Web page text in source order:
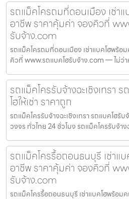
รถแม็คโครถมที่ดอนเมือง เช่า
อาชีพ ราคาคุ้มค่า จองคิวที่
รับจ้าง.com
รถแม็คโครถมที่ดอนเมือง เช่าแบคโฮพร้อ
คิวที่ www.รถแบคโฮรับจ้าง.com — ไม่ว่
รถแม็คโครรับจ้างฉะเชิงเทรา
โฮให้เช่า ราคาถูก
รถแม็คโครรับจ้างฉะเชิงเทรา รถแบคโฮรับ
วงจร ทั่วไทย 24 ชั่วโมง รถแม็คโครรับจ้าง
รถแม็คโครรื้อถอนธนบุรี เช่าแ
อาชีพ ราคาคุ้มค่า จองคิวที่
รับจ้าง.com
รถแม็คโครรื้อถอนธนบุรี เช่าแบคโฮพร้อม